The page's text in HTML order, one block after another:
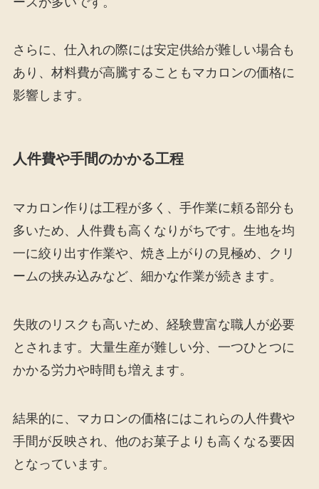
さらに、仕入れの際には安定供給が難しい場合も
あり、材料費が高騰することもマカロンの価格に
影響します。
人件費や手間のかかる工程
マカロン作りは工程が多く、手作業に頼る部分も
多いため、人件費も高くなりがちです。生地を均
一に絞り出す作業や、焼き上がりの見極め、クリ
ームの挟み込みなど、細かな作業が続きます。
失敗のリスクも高いため、経験豊富な職人が必要
とされます。大量生産が難しい分、一つひとつに
かかる労力や時間も増えます。
結果的に、マカロンの価格にはこれらの人件費や
手間が反映され、他のお菓子よりも高くなる要因
となっています。